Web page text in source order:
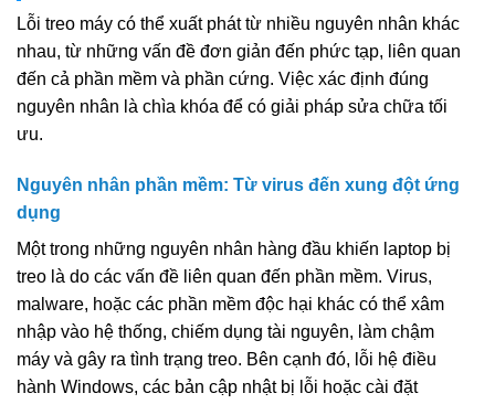
Lỗi treo máy có thể xuất phát từ nhiều nguyên nhân khác
nhau, từ những vấn đề đơn giản đến phức tạp, liên quan
đến cả phần mềm và phần cứng. Việc xác định đúng
nguyên nhân là chìa khóa để có giải pháp sửa chữa tối
ưu.
Nguyên nhân phần mềm: Từ virus đến xung đột ứng
dụng
Một trong những nguyên nhân hàng đầu khiến laptop bị
treo là do các vấn đề liên quan đến phần mềm. Virus,
malware, hoặc các phần mềm độc hại khác có thể xâm
nhập vào hệ thống, chiếm dụng tài nguyên, làm chậm
máy và gây ra tình trạng treo. Bên cạnh đó, lỗi hệ điều
hành Windows, các bản cập nhật bị lỗi hoặc cài đặt